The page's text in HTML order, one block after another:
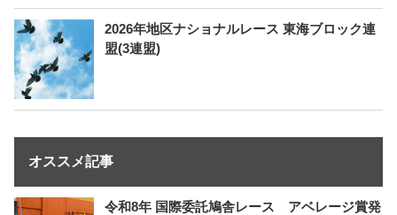
2026年地区ナショナルレース 東海ブロック連
盟(3連盟)
オススメ記事
令和8年 国際委託鳩舎レース アベレージ賞発